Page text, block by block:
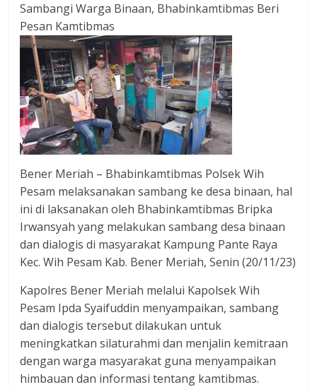
Sambangi Warga Binaan, Bhabinkamtibmas Beri
Pesan Kamtibmas
Bener Meriah – Bhabinkamtibmas Polsek Wih
Pesam melaksanakan sambang ke desa binaan, hal
ini di laksanakan oleh Bhabinkamtibmas Bripka
Irwansyah yang melakukan sambang desa binaan
dan dialogis di masyarakat Kampung Pante Raya
Kec. Wih Pesam Kab. Bener Meriah, Senin (20/11/23)
Kapolres Bener Meriah melalui Kapolsek Wih
Pesam Ipda Syaifuddin menyampaikan, sambang
dan dialogis tersebut dilakukan untuk
meningkatkan silaturahmi dan menjalin kemitraan
dengan warga masyarakat guna menyampaikan
himbauan dan informasi tentang kamtibmas.